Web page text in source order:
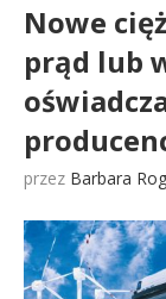
Nowe
prąd lub
przez Barbara